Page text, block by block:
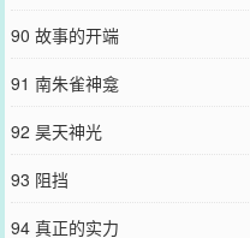
90 故事的开端
91 南朱雀神龛
92 昊天神光
93 阻挡
94 真正的实力